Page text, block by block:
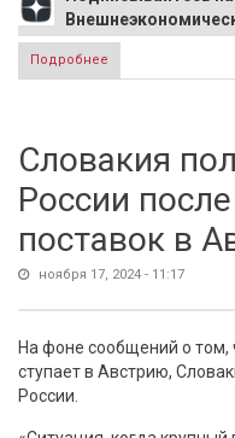
Подробнее
Словакия
России
поставок в
ноября 17, 2024 - 11:17
На фоне сообщений о том,
ступает в Австрию,
России.